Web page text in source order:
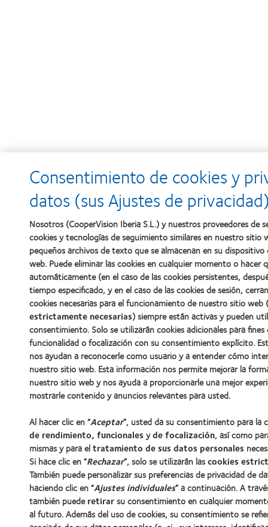
Consentimiento de cookies y
datos (sus Ajustes de
Nosotros (CooperVision Iberia S.L.) y nuestros proveedores de
cookies y tecnologías de seguimiento similares en nuestro sitio
pequeños archivos de texto que se almacenan en su
web. Puede eliminar las cookies en cualquier momento o hacer
automáticamente (en el caso de las cookies persistentes,
tiempo especificado, y en el caso de las cookies de sesión,
cookies necesarias para el funcionamiento de nuestro sitio web
estrictamente necesarias) siempre están activas y pueden
consentimiento. Solo se utilizarán cookies adicionales para
funcionalidad o focalización con su consentimiento explícito.
nos ayudan a reconocerle como usuario y a entender cómo
nuestro sitio web. Esta información nos permite mejorar la
nuestro sitio web y nos ayuda a proporcionarle una mejor
mostrarle contenido y anuncios relevantes para usted.
Al hacer clic en “Aceptar”, usted da su consentimiento para la
de rendimiento, funcionalesyde focalización, así como
mismas y para eltratamiento de sus datos personales
Si hace clic en “Rechazar”, solo se utilizarán lascookies
También puede personalizar sus preferencias de privacidad de
haciendo clic en “Ajustes individuales” a continuación. A
también puederetirarsu consentimiento en cualquier
al futuro. Además del uso de cookies, su consentimiento se